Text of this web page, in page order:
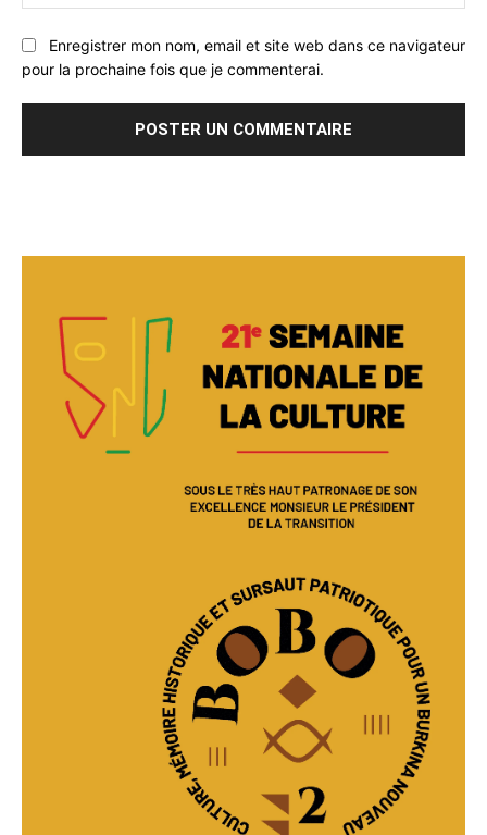
:
Enregistrer mon nom, email et site web dans ce navigateur
pour la prochaine fois que je commenterai.